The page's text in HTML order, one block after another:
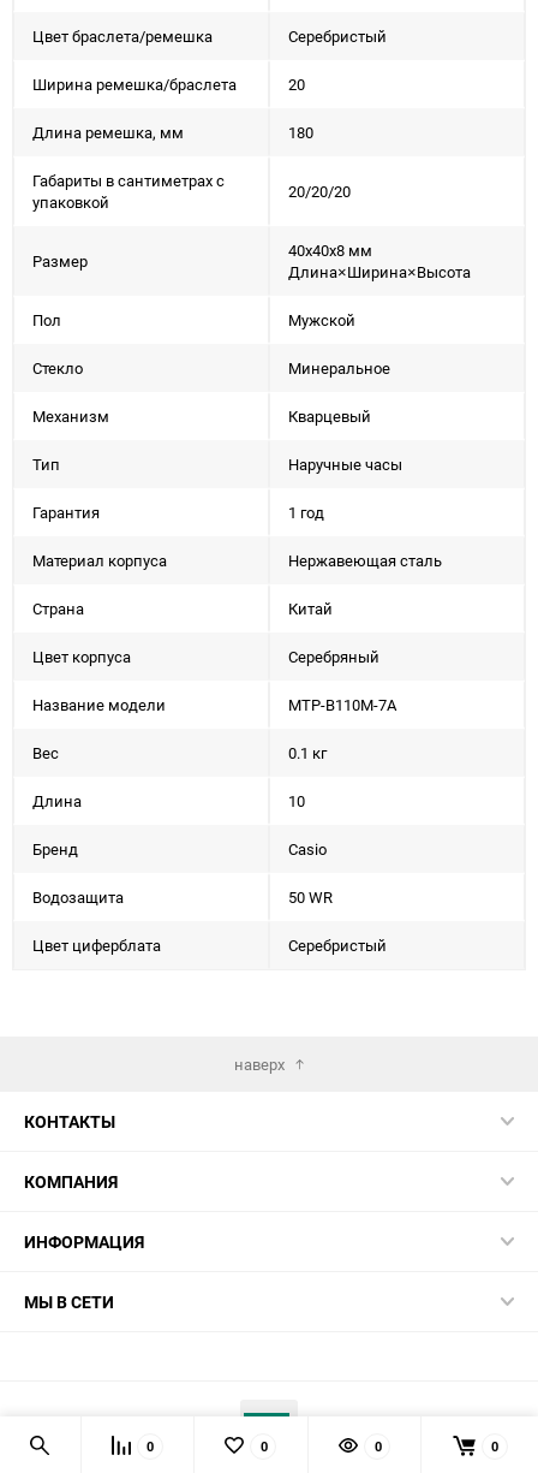
Цвет браслета/ремешка Серебристый
Ширина ремешка/браслета 20
Длина ремешка, мм 180
Габариты в сантиметрах с
упаковкой
20/20/20
Размер
40x40x8 мм
Длина×Ширина×Высота
Пол Мужской
Стекло Минеральное
Механизм Кварцевый
Тип Наручные часы
Гарантия 1 год
Материал корпуса Нержавеющая сталь
Страна Китай
Цвет корпуса Серебряный
Название модели MTP-B110M-7A
Вес 0.1 кг
Длина 10
Бренд Casio
Водозащита 50 WR
Цвет циферблата Серебристый
наверх
КОНТАКТЫ
КОМПАНИЯ
ИНФОРМАЦИЯ
МЫ В СЕТИ
0 0 0 0